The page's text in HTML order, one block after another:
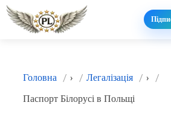
Головна › Легалізація
›
Паспорт Білорусі в Польщі